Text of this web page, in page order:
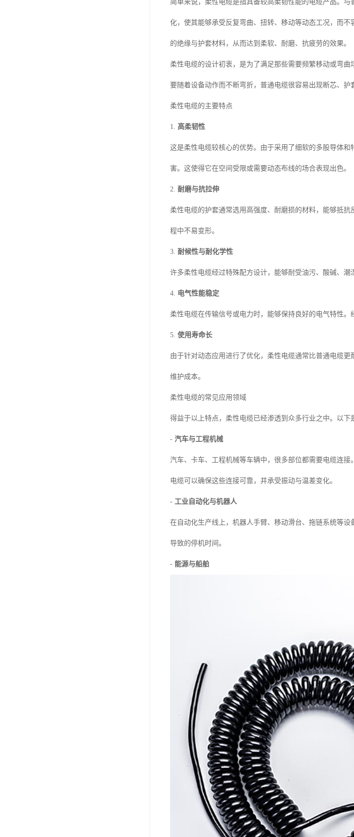
简单来说，柔性电缆是指具备较高柔韧性能的电缆产品。
化，使其能够承受反复弯曲、扭转、移动等动态工况，而
的绝缘与护套材料，从而达到柔软、耐磨、抗疲劳的效果。
柔性电缆的设计初衷，是为了满足那些需要频繁移动或弯
要随着设备动作而不断弯折，普通电缆很容易出现断芯、
柔性电缆的主要特点
1. 高柔韧性
这是柔性电缆较核心的优势。由于采用了细软的多股导体
害。这使得它在空间受限或需要动态布线的场合表现出色。
2. 耐磨与抗拉伸
柔性电缆的护套通常选用高强度、耐磨损的材料，能够抵
程中不易变形。
3. 耐候性与耐化学性
许多柔性电缆经过特殊配方设计，能够耐受油污、酸碱、
4. 电气性能稳定
柔性电缆在传输信号或电力时，能够保持良好的电气特性
5. 使用寿命长
由于针对动态应用进行了优化，柔性电缆通常比普通电缆
维护成本。
柔性电缆的常见应用领域
得益于以上特点，柔性电缆已经渗透到众多行业之中。以下
- 汽车与工程机械
汽车、卡车、工程机械等车辆中，很多部位都需要电缆连
电缆可以确保这些连接可靠，并承受振动与温差变化。
- 工业自动化与机器人
在自动化生产线上，机器人手臂、移动滑台、拖链系统等
导致的停机时间。
- 能源与船舶